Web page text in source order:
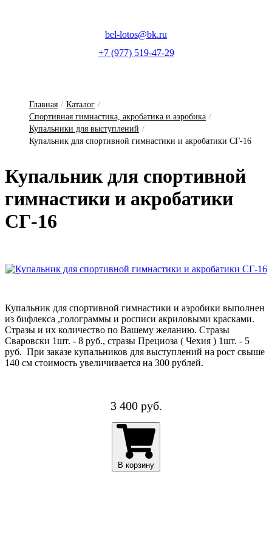
bel-lotos@bk.ru
+7 (977) 519-47-29
Главная / Каталог /
Спортивная гимнастика, акробатика и аэробика /
Купальники для выступлений /
Купальник для спортивной гимнастики и акробатики СГ-16
Ку­паль­ник для спор­тивной
гим­насти­ки и ак­ро­ба­ти­ки
СГ-16
Купальник для спортивной гимнастики и аэробики выполнен
из бифлекса ,голограммы и росписи акриловыми красками.
Стразы и их количество по Вашему желанию. Стразы
Сваровски 1шт. - 8 руб., стразы Прециоза ( Чехия ) 1шт. - 5
руб. При заказе купальников для выступлений на рост свыше
140 см стоимость увеличивается на 300 рублей.
3 400 руб.
В корзину